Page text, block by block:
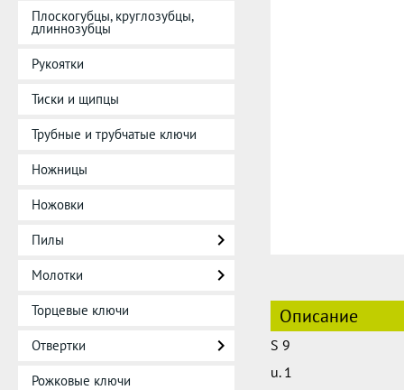
Плоскогубцы, круглозубцы,
длиннозубцы
Рукоятки
Тиски и щипцы
Трубные и трубчатые ключи
Ножницы
Ножовки
Пилы
Молотки
Торцевые ключи
Отвертки
Рожковые ключи
Описание
S 9
u. 1